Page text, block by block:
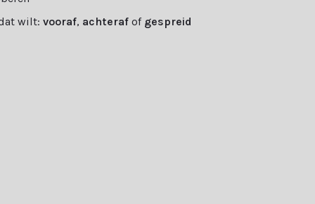
wilt:vooraf, achteraf of gespreid